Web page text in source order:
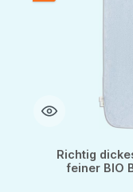
Richtig
feiner BIO